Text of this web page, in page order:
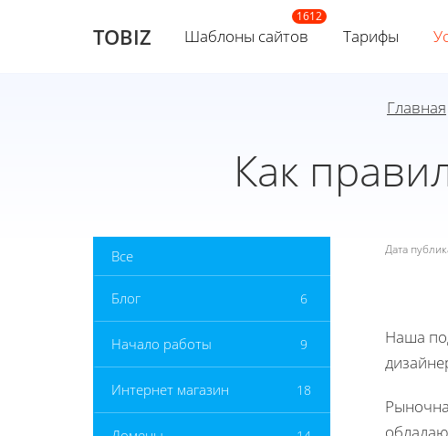
TOBIZ Шаблоны сайтов Тарифы
Главная
Как
Все
Блог 6
Начало работы 9
Интернет магазин 18
Дата
Наша